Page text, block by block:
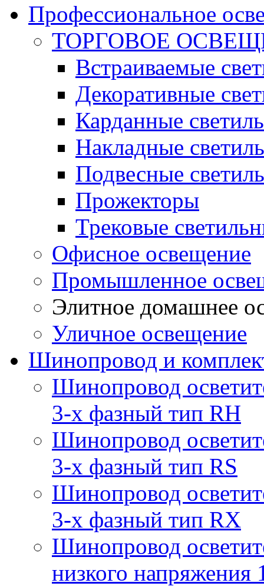
Профессиональное
ТОРГОВОЕ
Встраиваемые
Декоративные
Карданные
Накладные
Подвесные
Прожекторы
Трековые
Офисное освещение
Промышленное
Элитное домашнее
Уличное освещение
Шинопровод и
Шинопровод
3-х фазный тип RH
Шинопровод
3-х фазный тип RS
Шинопровод
3-х фазный тип RX
Шинопровод
низкого напряжения